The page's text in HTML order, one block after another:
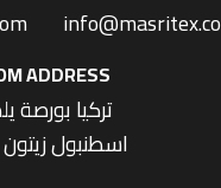
ADDRESS
(١) تركيا بورصة
(٢) اسطنبول